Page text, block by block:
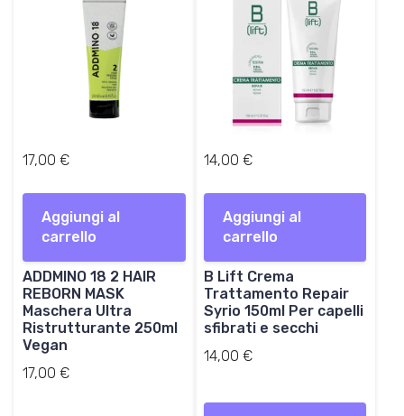
17,00 €
Aggiungi al
carrello
ADDMINO 18 2 HAIR
REBORN MASK
Maschera Ultra
Ristrutturante 250ml
Vegan
17,00 €
14,00 €
Aggiungi al
carrello
B Lift Crema
Trattamento Repair
Syrio 150ml Per capelli
sfibrati e secchi
14,00 €